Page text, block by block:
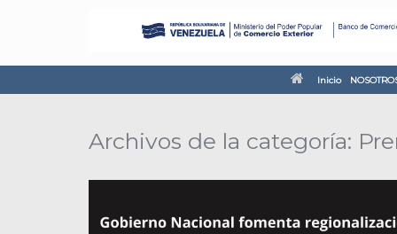
Inicio
Archivos de la categoría: